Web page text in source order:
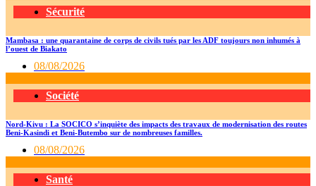
Sécurité
Mambasa : une quarantaine de corps de civils tués par les ADF toujours non inhumés à
l’ouest de Biakato
08/08/2026
Société
Nord-Kivu : La SOCICO s’inquiète des impacts des travaux de modernisation des routes
Beni-Kasindi et Beni-Butembo sur de nombreuses familles.
08/08/2026
Santé